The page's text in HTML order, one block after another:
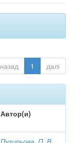
назад 1 далі
Автор(и)
Пузирьова, П. В.